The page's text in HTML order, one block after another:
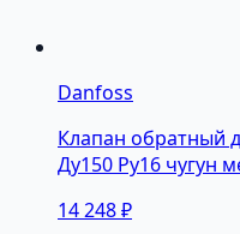
Danfoss
Клапан обратный
Ду150 Ру16 чугун
14 248 ₽